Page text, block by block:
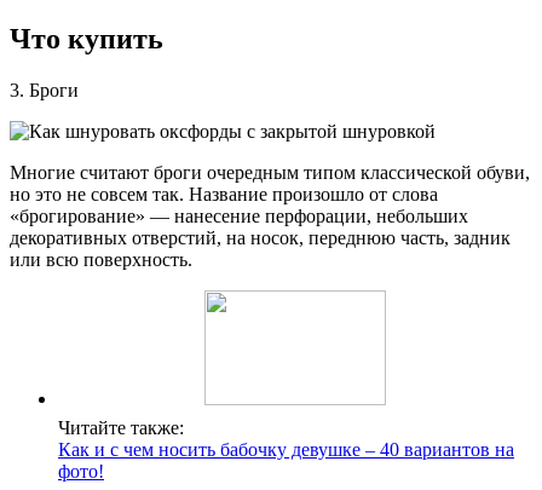
Что купить
3. Броги
Многие считают броги очередным типом классической обуви,
но это не совсем так. Название произошло от слова
«брогирование» — нанесение перфорации, небольших
декоративных отверстий, на носок, переднюю часть, задник
или всю поверхность.
Читайте также:
Как и с чем носить бабочку девушке – 40 вариантов на
фото!